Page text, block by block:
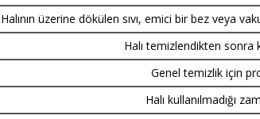
Halının üzerine dökülen sıvı, emici bir bez veya
Halı temizlendikten sonra
Genel temizlik için
Halı kullanılmadığı